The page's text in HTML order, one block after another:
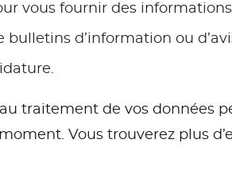
vous fournir des
bulletins d’information ou
traitement de vos données
Vous trouverez plus